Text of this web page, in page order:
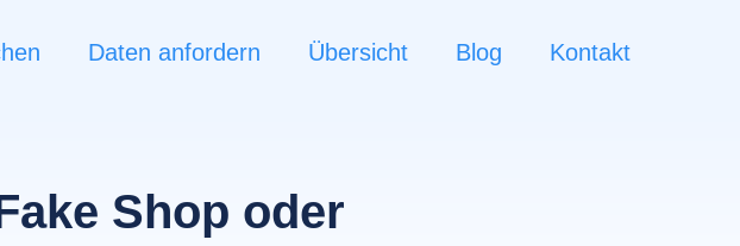
Daten anfordern Übersicht Blog Kontakt
Shop oder